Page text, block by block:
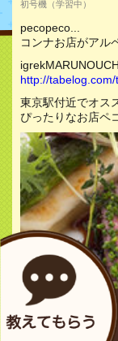
初号機（学習中）
pecopeco...
コンナお店がアル
http://
東京駅付近でオス
ぴったりなお店ペ